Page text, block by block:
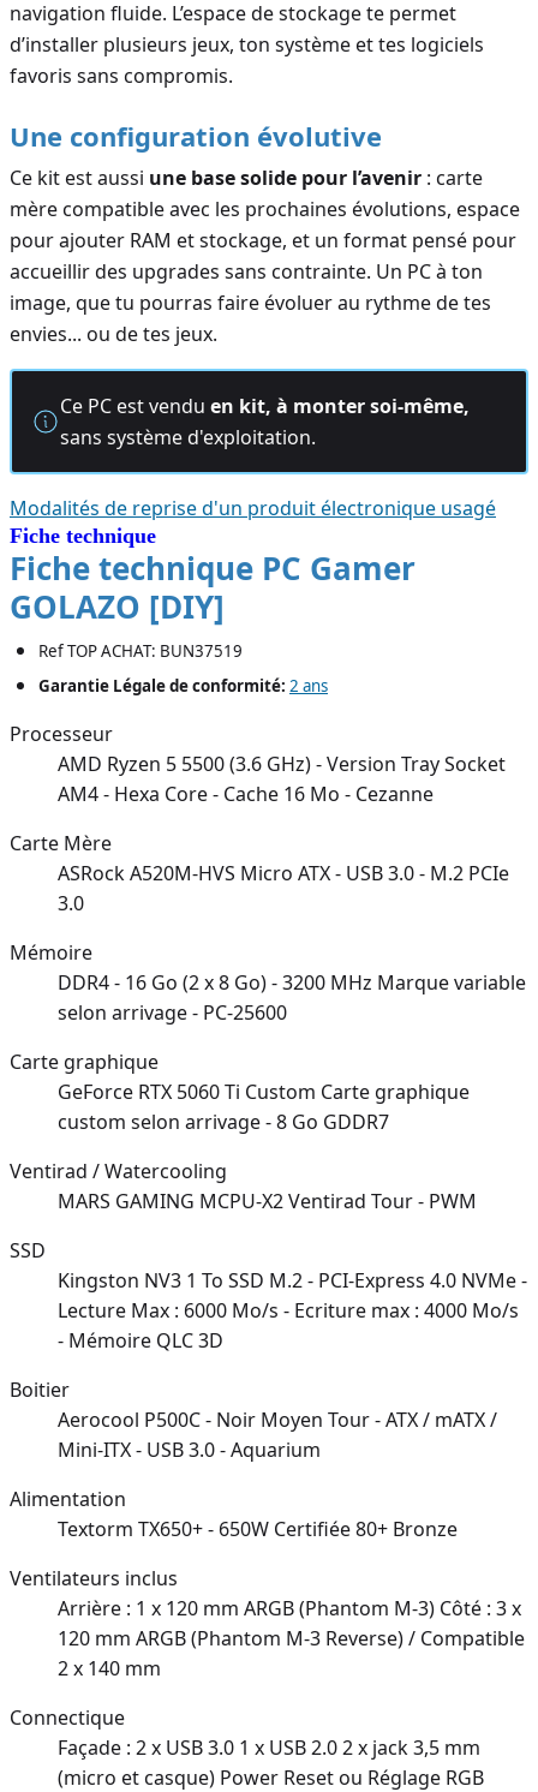
Fiche technique
navigation fluide. L’espace de stockage te permet
d’installer plusieurs jeux, ton système et tes logiciels
favoris sans compromis.
Une configuration évolutive
Ce kit est aussi une base solide pour l’avenir : carte
mère compatible avec les prochaines évolutions, espace
pour ajouter RAM et stockage, et un format pensé pour
accueillir des upgrades sans contrainte. Un PC à ton
image, que tu pourras faire évoluer au rythme de tes
envies... ou de tes jeux.
Ce PC est vendu en kit, à monter soi-même,
sans système d'exploitation.
Modalités de reprise d'un produit électronique usagé
Fiche technique PC Gamer
GOLAZO [DIY]
Ref TOP ACHAT: BUN37519
Garantie Légale de conformité: 2 ans
Processeur
AMD Ryzen 5 5500 (3.6 GHz) - Version Tray Socket
AM4 - Hexa Core - Cache 16 Mo - Cezanne
Carte Mère
ASRock A520M-HVS Micro ATX - USB 3.0 - M.2 PCIe
3.0
Mémoire
DDR4 - 16 Go (2 x 8 Go) - 3200 MHz Marque variable
selon arrivage - PC-25600
Carte graphique
GeForce RTX 5060 Ti Custom Carte graphique
custom selon arrivage - 8 Go GDDR7
Ventirad / Watercooling
MARS GAMING MCPU-X2 Ventirad Tour - PWM
SSD
Kingston NV3 1 To SSD M.2 - PCI-Express 4.0 NVMe -
Lecture Max : 6000 Mo/s - Ecriture max : 4000 Mo/s
- Mémoire QLC 3D
Boitier
Aerocool P500C - Noir Moyen Tour - ATX / mATX /
Mini-ITX - USB 3.0 - Aquarium
Alimentation
Textorm TX650+ - 650W Certifiée 80+ Bronze
Ventilateurs inclus
Arrière : 1 x 120 mm ARGB (Phantom M-3) Côté : 3 x
120 mm ARGB (Phantom M-3 Reverse) / Compatible
2 x 140 mm
Connectique
Façade : 2 x USB 3.0 1 x USB 2.0 2 x jack 3,5 mm
(micro et casque) Power Reset ou Réglage RGB